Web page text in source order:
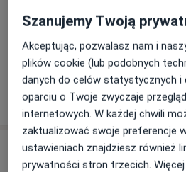
+ 58 usług
W jaki sposób ustalane są ceny?
Adres
Szanujemy Twoją
Akceptując, pozwalasz nam i
plików cookie (lub podobnych
danych do celów statystycznych
oparciu o Twoje zwyczaje
internetowych. W każdej chwili
zaktualizować swoje preferencje
ustawieniach znajdziesz również
prywatności stron trzecich.